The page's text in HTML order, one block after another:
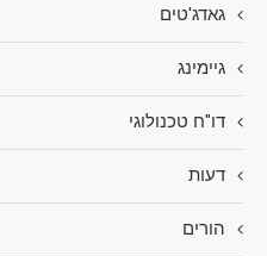
גאדג'טים
גיימינג
דו"ח טכנולוגי
דעות
הורים